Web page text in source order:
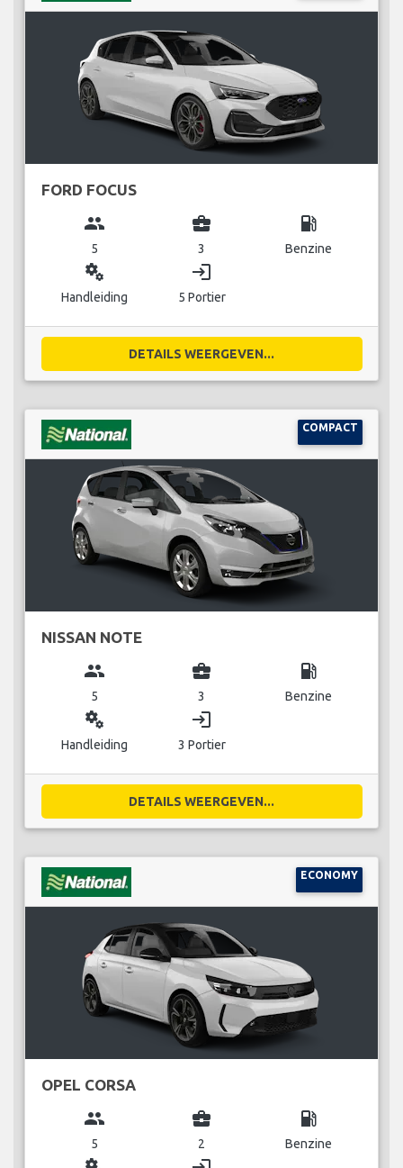
FORD FOCUS
group
5
business_center
3
local_gas_station
Benzine
miscellaneous_services
Handleiding
login
5 Portier
DETAILS WEERGEVEN...
COMPACT
NISSAN NOTE
group
5
business_center
3
local_gas_station
Benzine
miscellaneous_services
Handleiding
login
3 Portier
DETAILS WEERGEVEN...
ECONOMY
OPEL CORSA
group
5
business_center
2
local_gas_station
Benzine